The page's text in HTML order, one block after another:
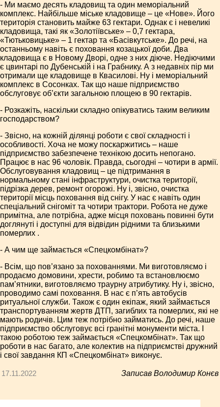
- Ми маємо десять кладовищ та один меморіальний
комплекс. Найбільше міське кладовище – це «Нове». Його
територія становить майже 63 гектари. Однак є і невеликі
кладовища, такі як «Золотіївське» – 0,7 гектара,
«Тютьковицьке» – 1 гектар та «Басівкутське». До речі, на
останньому навіть є поховання козацької доби. Два
кладовища є в Новому Дворі, одне з них діюче. Недіючими
є цвинтарі по Дубенській і на Грабнику. А з недавніх пір ми
отримали ще кладовище в Квасилові. Ну і меморіальний
комплекс в Сосонках. Так що наше підприємство
обслуговує об’єкти загальною площею в 90 гектарів.
- Розкажіть, наскільки складно опікуватись таким великим
господарством?
- Звісно, на кожній ділянці роботи є свої складності і
особливості. Хоча не можу поскаржитись – наше
підприємство забезпечене технікою досить непогано.
Працює в нас 96 чоловік. Правда, сьогодні – чотири в армії.
Обслуговування кладовищ – це підтримання в
нормальному стані інфраструктури, очистка території,
підрізка дерев, ремонт огорожі. Ну і, звісно, очистка
території місць поховання від снігу. У нас є навіть один
спеціальний снігоміт та чотири трактори. Робота не дуже
примітна, але потрібна, адже місця поховань повинні бути
доглянуті і доступні для відвідин рідними та близькими
померлих .
- А чим ще займається «Спецкомбінат»?
- Всім, що пов’язано за похованнями. Ми виготовляємо і
продаємо домовини, хрести, робимо та встановлюємо
пам’ятники, виготовляємо траурну атрибутику. Ну і, звісно,
проводимо самі поховання. В нас є п’ять автобусів
ритуальної служби. Також є один екіпаж, який займається
транспортуванням жертв ДТП, загиблих та померлих, які не
мають родичів. Цим теж потрібно займатись. До речі, наше
підприємство обслуговує всі гранітні монументи міста. І
такою роботою теж займається «Спецкомбінат». Так що
роботи в нас багато, але колектив на підприємстві дружний
і свої завдання КП «Спецкомбінат» виконує.
17.11.2022 Записав Володимир Конєв